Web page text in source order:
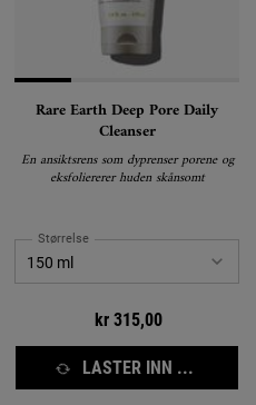
Rare Earth Deep Pore Daily
Cleanser
En ansiktsrens som dyprenser porene og
eksfoliererer huden skånsomt
Størrelse
kr 315,00
LASTER INN ...